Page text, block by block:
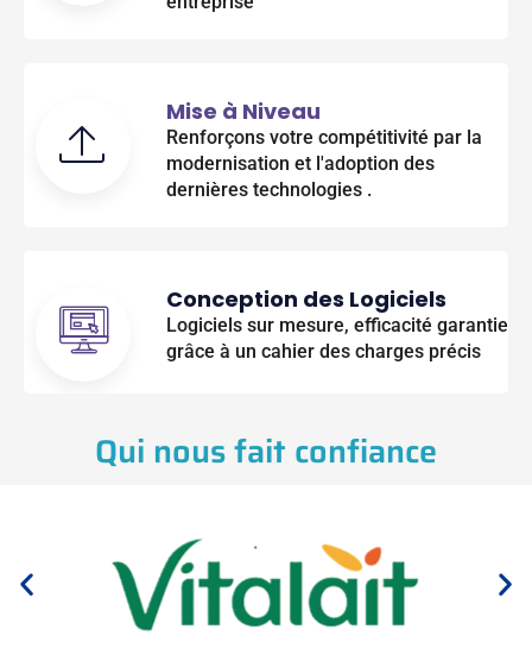
Mise à Niveau
Renforçons votre compétitivité par la
modernisation et l'adoption des
dernières technologies .
Conception des Logiciels
Logiciels sur mesure, efficacité garantie
grâce à un cahier des charges précis
Qui nous fait confiance